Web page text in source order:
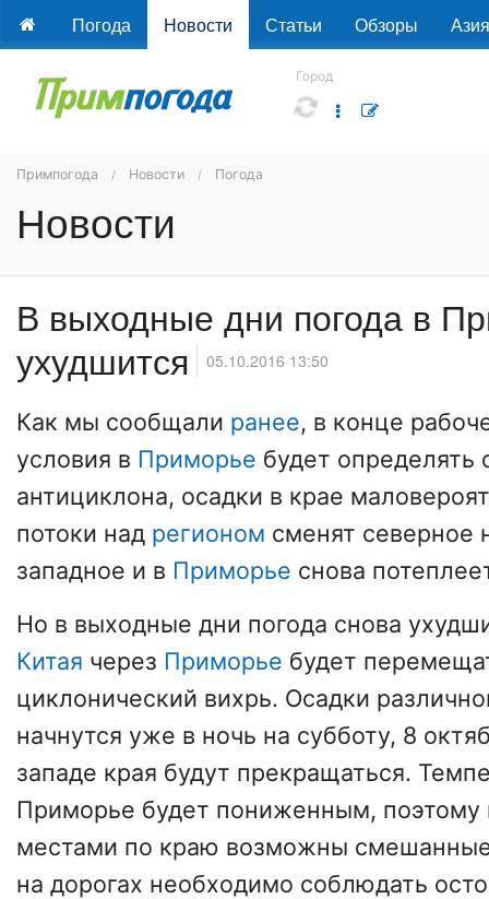
Погода Новости Статьи Обзоры Азия
Город
Примпогода Новости Погода
Новости
В выходные дни погода в
ухудшится
05.10.2016 13:50
Как мы сообщали ранее, в конце
условия в Приморье будет определять
антициклона, осадки в крае
потоки над регионом сменят северное
западное и в Приморье снова
Но в выходные дни погода снова
Китая через Приморье будет
циклонический вихрь. Осадки
начнутся уже в ночь на субботу, 8
западе края будут прекращаться.
Приморье будет пониженным, поэтому
местами по краю возможны
на дорогах необходимо соблюдать